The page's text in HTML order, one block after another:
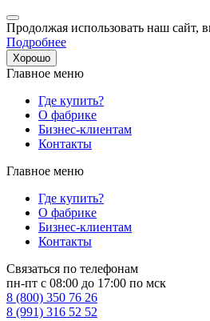
Продолжая использовать наш сайт,
Подробнее
Хорошо
Главное меню
Где купить?
О фабрике
Бизнес-клиентам
Контакты
Главное меню
Где купить?
О фабрике
Бизнес-клиентам
Контакты
Связаться по телефонам
пн-пт с 08:00 до 17:00 по мск
8 (800) 350 76 26
8 (991) 316 52 52